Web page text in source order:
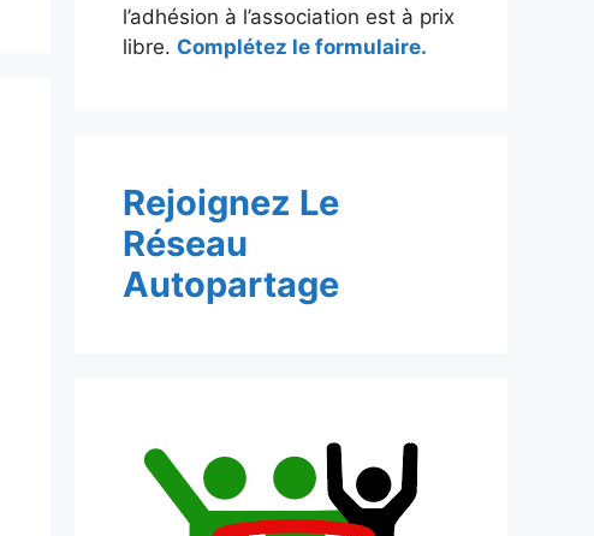
l’adhésion à l’association est à prix
libre. Complétez le formulaire.
Rejoignez Le
Réseau
Autopartage